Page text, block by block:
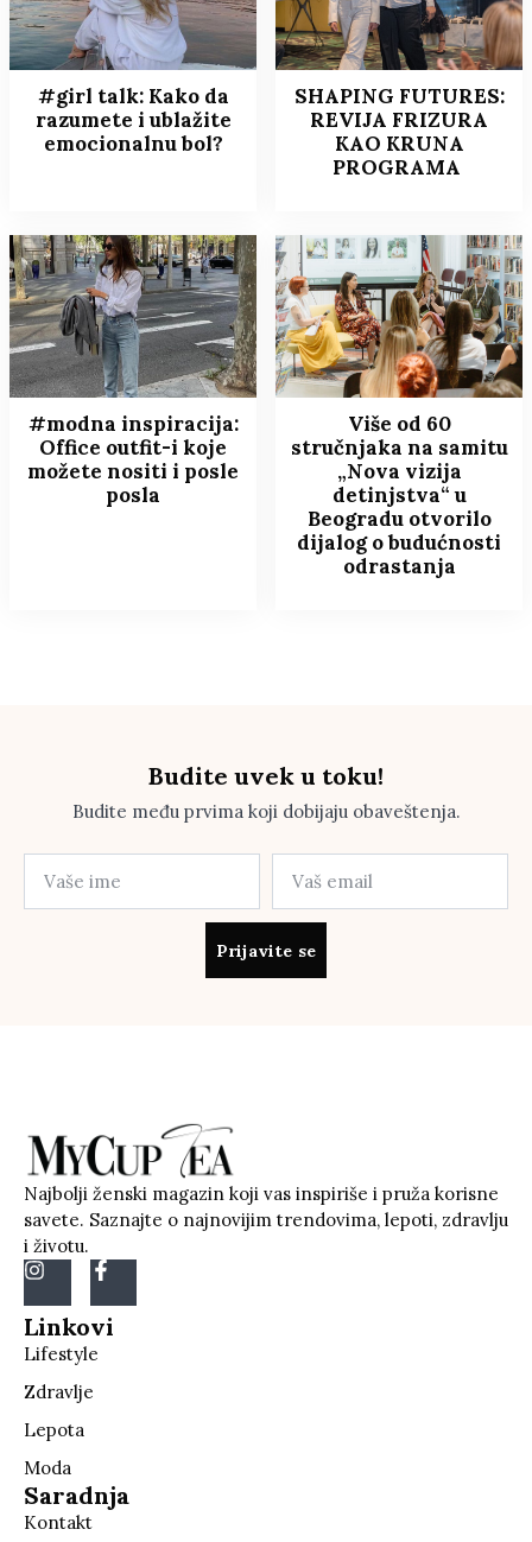
#girl talk: Kako da
razumete i ublažite
emocionalnu bol?
SHAPING FUTURES:
REVIJA FRIZURA
KAO KRUNA
PROGRAMA
#modna inspiracija:
Office outfit-i koje
možete nositi i posle
posla
Više od 60
stručnjaka na samitu
„Nova vizija
detinjstva“ u
Beogradu otvorilo
dijalog o budućnosti
odrastanja
Budite uvek u toku!
Budite među prvima koji dobijaju obaveštenja.
Prijavite se
Najbolji ženski magazin koji vas inspiriše i pruža korisne
savete. Saznajte o najnovijim trendovima, lepoti, zdravlju
i životu.
Linkovi
Lifestyle
Zdravlje
Lepota
Moda
Saradnja
Kontakt